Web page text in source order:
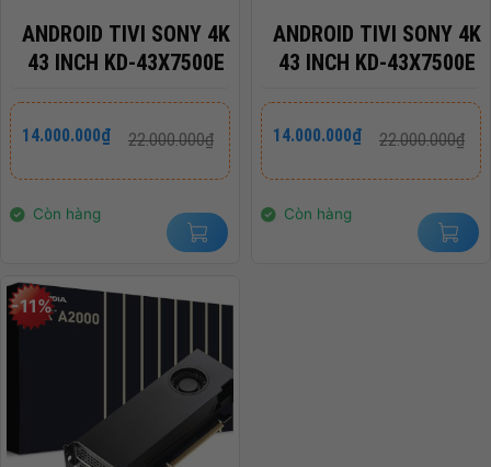
ANDROID TIVI SONY 4K
43 INCH KD-43X7500E
22.000.000₫
gốc
22.000.000₫.
14.000.000₫
hiện
là:
Còn hàng
ANDROID TIVI SONY 4K
43 INCH KD-43X7500E
22.000.000₫
gốc
22.000.000₫.
14.000.000₫
hiện
là:
Còn hàng
-11%